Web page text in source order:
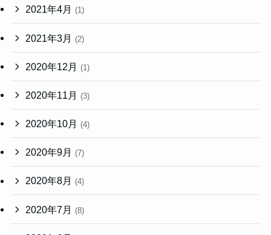
2021年4月 (1)
2021年3月 (2)
2020年12月 (1)
2020年11月 (3)
2020年10月 (4)
2020年9月 (7)
2020年8月 (4)
2020年7月 (8)